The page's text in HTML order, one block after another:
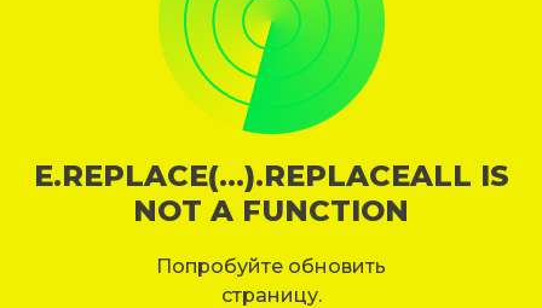
E.REPLACE(...).REPLACEALL IS
NOT A FUNCTION
Попробуйте обновить
страницу.